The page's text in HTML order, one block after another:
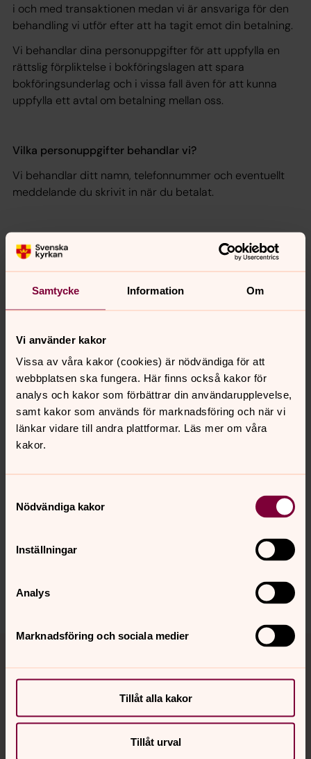
Samtycke Information Om
Vi använder kakor
Vissa av våra kakor (cookies) är nödvändiga för att
webbplatsen ska fungera. Här finns också kakor för
analys och kakor som förbättrar din användarupplevelse,
samt kakor som används för marknadsföring och när vi
länkar vidare till andra plattformar. Läs mer om våra
kakor.
Nödvändiga kakor
Inställningar
Analys
Marknadsföring och sociala medier
Tillåt alla kakor
Tillåt urval
i och med transaktionen medan vi är ansvariga för den
behandling vi utför efter att ha tagit emot din betalning.
Vi behandlar dina personuppgifter för att uppfylla en
rättslig förpliktelse i bokföringslagen att spara
bokföringsunderlag och i vissa fall även för att kunna
uppfylla ett avtal om betalning mellan oss.
Vilka personuppgifter behandlar vi?
Vi behandlar ditt namn, telefonnummer och eventuellt
meddelande du skrivit in när du betalat.
Hur länge behandlar vi personuppgifterna?
räkenskapsårets slut med stöd av bokföringslagen.
Vilka rättigheter har du?
Askims församling ansvarar för hanteringen av dina
personuppgifter. För information om dina rättigheter
enligt dataskyddsförordningen, se startsidan för denna
integritetspolicy. Där hittar du även kontaktuppgifter till
oss och vårt dataskyddsombud.
Synpunkter eller frågor på sidans
askim.forsamling@svenskakyrkan.se
Tillbaka till toppen
Tillbaka till innehållet